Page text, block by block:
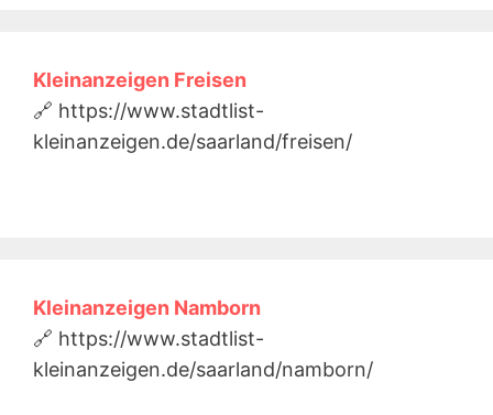
Kleinanzeigen Freisen
🔗 https://www.stadtlist-
kleinanzeigen.de/saarland/freisen/
Kleinanzeigen Namborn
🔗 https://www.stadtlist-
kleinanzeigen.de/saarland/namborn/